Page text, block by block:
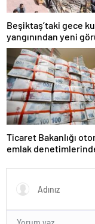
Beşiktaş’taki gece
yangınından yeni
İşçiler çalışırken
Ticaret Bakanlığı
emlak